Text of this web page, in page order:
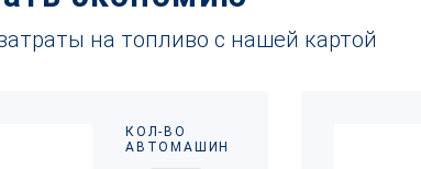
на топливо с нашей картой
КОЛ-ВО
АВТОМАШИН